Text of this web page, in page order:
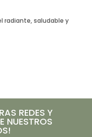
radiante, saludable y
REDES Y
NUESTROS